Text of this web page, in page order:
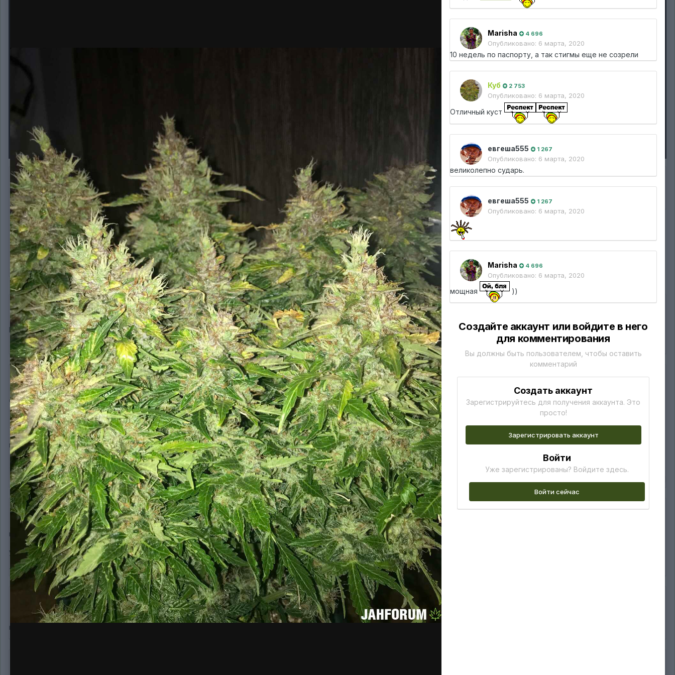
90 дней с каски
Подписчики 0
Автор:Marisha
6 марта, 2020 857 просмотров Другие изображения Marisha
19
narnik11 846
Опубликовано:6 марта, 2020
И, что это у нас ? ))
Marisha 4 696
Опубликовано:6 марта, 2020
оо не что а кто ;)
night queen auto
justgrowyourmind 1 644
Опубликовано:6 марта, 2020
красотка!!!
у меня чуть моложе)
там по паспорту 80 дней дают вроде, судя по растишке сильно преуменьшают, не готова еще.
Деменция-онлайн 8 417
Опубликовано:6 марта, 2020
мэйд ин
Marisha 4 696
Опубликовано: 6 марта, 2020
10 недель по паспорту, а так стигмы еще не сoзрели
Куб 2 753
Опубликовано: 6 марта, 2020
Отличный куст
евгеша555 1 267
Опубликовано: 6 марта, 2020
великолепно сударь.
евгеша555 1 267
Опубликовано: 6 марта, 2020
Marisha 4 696
Опубликовано: 6 марта, 2020
мощная ))
Создайте аккаунт или войдите в него
для комментирования
Вы должны быть пользователем, чтобы оставить
комментарий
Создать аккаунт
Зарегистрируйтесь для получения аккаунта. Это
просто!
Зарегистрировать аккаунт
Войти
Уже зарегистрированы? Войдите здесь.
Войти сейчас